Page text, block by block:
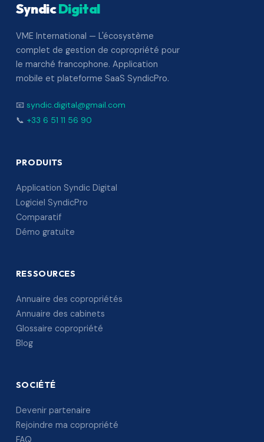
SyndicDigital
VME International — L'écosystème
complet de gestion de copropriété pour
le marché francophone. Application
mobile et plateforme SaaS SyndicPro.
📧 syndic.digital@gmail.com
📞 +33 6 51 11 56 90
PRODUITS
Application Syndic Digital
Logiciel SyndicPro
Comparatif
Démo gratuite
RESSOURCES
Annuaire des copropriétés
Annuaire des cabinets
Glossaire copropriété
Blog
SOCIÉTÉ
Devenir partenaire
Rejoindre ma copropriété
FAQ